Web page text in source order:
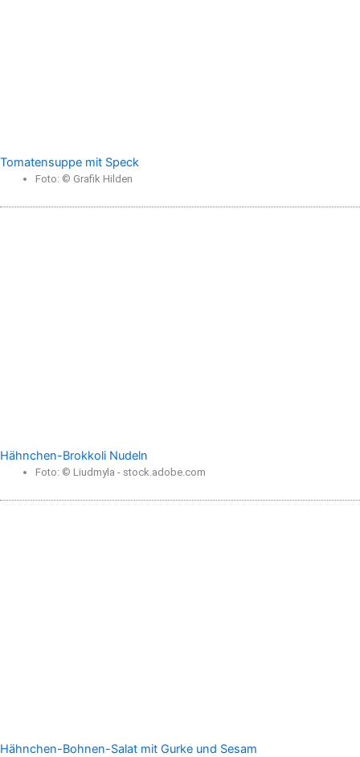
Tomatensuppe mit Speck
Foto: © Grafik Hilden
Hähnchen-Brokkoli Nudeln
Foto: © Liudmyla - stock.adobe.com
Hähnchen-Bohnen-Salat mit Gurke und Sesam